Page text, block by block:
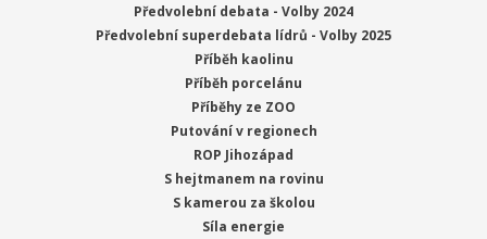
Předvolební debata - Volby 2024
Předvolební superdebata lídrů - Volby 2025
Příběh kaolinu
Příběh porcelánu
Příběhy ze ZOO
Putování v regionech
ROP Jihozápad
S hejtmanem na rovinu
S kamerou za školou
Síla energie